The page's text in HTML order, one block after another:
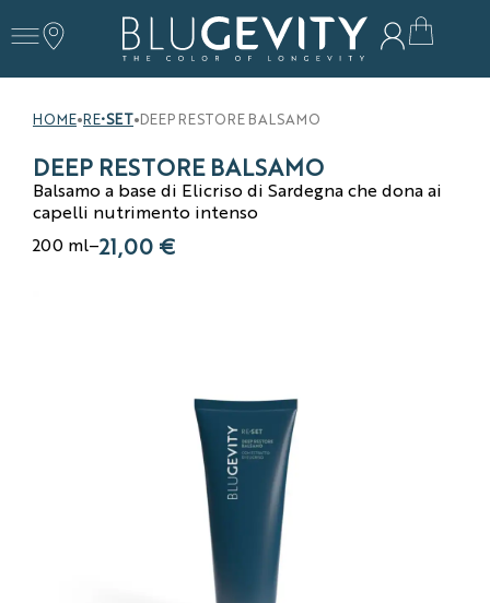
HOME•RE•SET•DEEP RESTORE BALSAMO
DEEP RESTORE BALSAMO
Balsamo a base di Elicriso di Sardegna che dona ai
capelli nutrimento intenso
200 ml–21,00 €